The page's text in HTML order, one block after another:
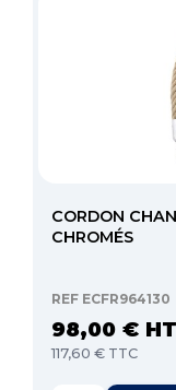
CORDON
CHROMÉS
REF ECFR964130
98,00 € HT
117,60 € TTC